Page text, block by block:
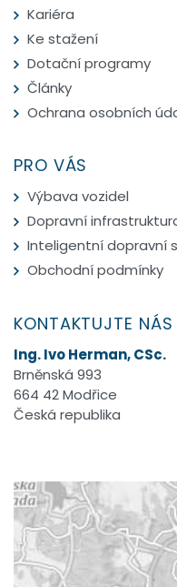
Kariéra
Ke stažení
Dotační programy
Články
Ochrana osobních
PRO VÁS
Výbava vozidel
Dopravní
Inteligentní dopravní
Obchodní podmínky
KONTAKTUJTE NÁS
Ing. Ivo Herman, CSc.
Brněnská 993
664 42 Modřice
Česká republika